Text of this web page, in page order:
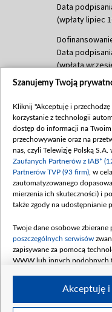
Data
(wpłaty lipiec
Data
(wpłata
(wpłata
mln, listopad
Data
(wpłata
Data
kwiecień 180
czerwca 90
4 sierpnia 250
Szanujemy Twoją
Kliknij "Akceptuję i
korzystanie z technologii
dostęp do informacji na
przechowywanie oraz na
nas, czyli Telewizję Polską S.A.
Zaufanych Partnerów z IAB*
Partnerów TVP (93 firm) , w
zautomatyzowanego
mierzenia ich skuteczności) i
także zgody na udostępnianie
Twoje dane osobowe zbierane
poszczególnych serwisów
zapisywane za pomocą
WWW lub innych podobnych
Akceptuję i